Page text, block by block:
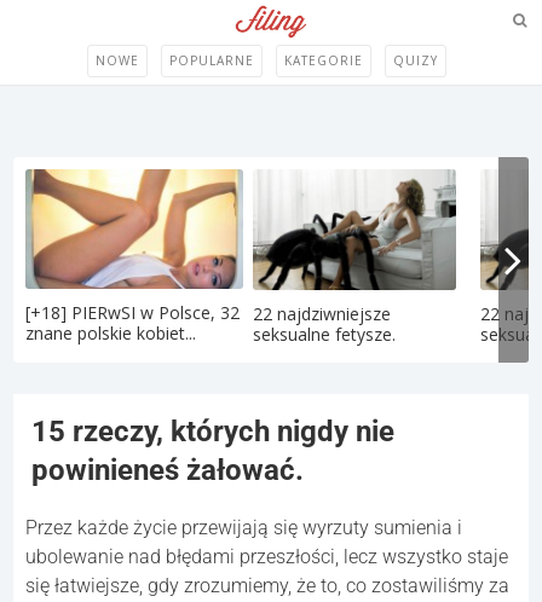
NOWE POPULARNE KATEGORIE QUIZY
[+18] PIERwSI w Polsce, 32
znane polskie kobiet...
22 najdziwniejsze
seksualne fetysze.
22
15 rzeczy, których nigdy nie
powinieneś żałować.
Przez każde życie przewijają się wyrzuty sumienia i
ubolewanie nad błędami przeszłości, lecz wszystko staje
się łatwiejsze, gdy zrozumiemy, że to, co zostawiliśmy za